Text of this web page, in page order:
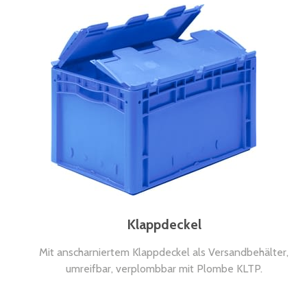
Klappdeckel
Mit anscharniertem Klappdeckel als Versandbehälter,
umreifbar, verplombbar mit Plombe KLTP.